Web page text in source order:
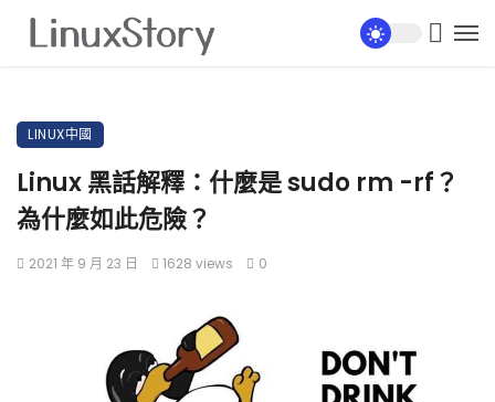
LINUX中國
Linux 黑話解釋：什麼是 sudo rm -rf？
為什麼如此危險？
2021 年 9 月 23 日 1628 views 0